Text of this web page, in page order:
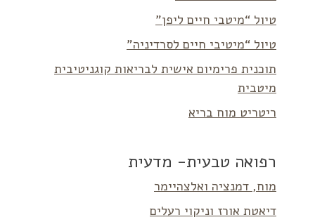
טיול “מיטבי חיים ליפן”
טיול “מיטיבי חיים לסרדיניה”
תוכנית פרימיום אישית לבריאות קוגניטיבית
מיטבית
ריטריט מוח בריא
רפואה טבעית- מדעית
מוח, דמנציה ואלצהיימר
דיאטת אורז וניקוי רעלים